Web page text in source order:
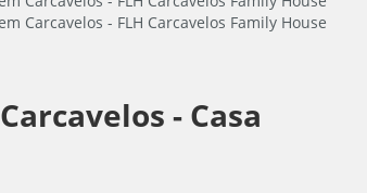
Carcavelos - Casa